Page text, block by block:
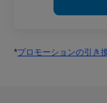
*プロモーションの引き